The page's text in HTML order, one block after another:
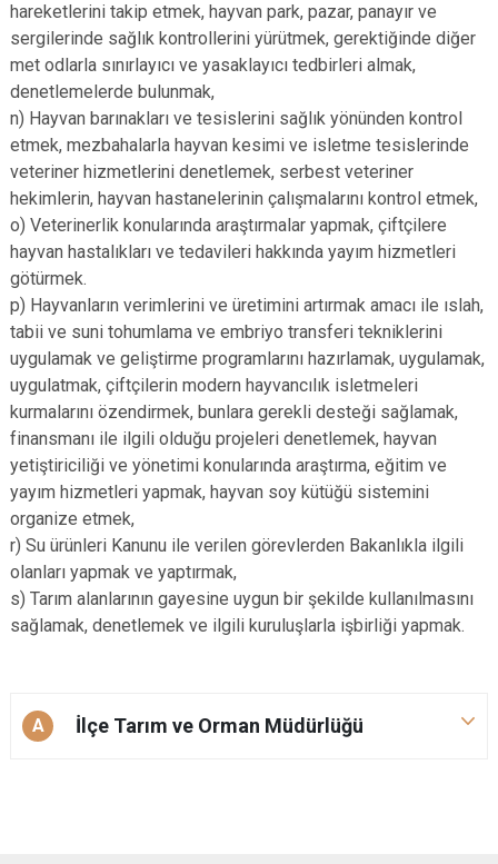
hareketlerini takip etmek, hayvan park, pazar, panayır ve
sergilerinde sağlık kontrollerini yürütmek, gerektiğinde diğer
met odlarla sınırlayıcı ve yasaklayıcı tedbirleri almak,
denetlemelerde bulunmak,
n) Hayvan barınakları ve tesislerini sağlık yönünden kontrol
etmek, mezbahalarla hayvan kesimi ve isletme tesislerinde
veteriner hizmetlerini denetlemek, serbest veteriner
hekimlerin, hayvan hastanelerinin çalışmalarını kontrol etmek,
o) Veterinerlik konularında araştırmalar yapmak, çiftçilere
hayvan hastalıkları ve tedavileri hakkında yayım hizmetleri
götürmek.
p) Hayvanların verimlerini ve üretimini artırmak amacı ile ıslah,
tabii ve suni tohumlama ve embriyo transferi tekniklerini
uygulamak ve geliştirme programlarını hazırlamak, uygulamak,
uygulatmak, çiftçilerin modern hayvancılık isletmeleri
kurmalarını özendirmek, bunlara gerekli desteği sağlamak,
finansmanı ile ilgili olduğu projeleri denetlemek, hayvan
yetiştiriciliği ve yönetimi konularında araştırma, eğitim ve
yayım hizmetleri yapmak, hayvan soy kütüğü sistemini
organize etmek,
r) Su ürünleri Kanunu ile verilen görevlerden Bakanlıkla ilgili
olanları yapmak ve yaptırmak,
s) Tarım alanlarının gayesine uygun bir şekilde kullanılmasını
sağlamak, denetlemek ve ilgili kuruluşlarla işbirliği yapmak.
A İlçe Tarım ve Orman Müdürlüğü